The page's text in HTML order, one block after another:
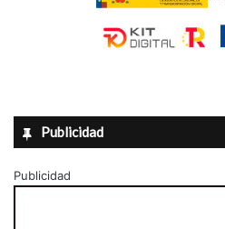
Publicidad
Publicidad